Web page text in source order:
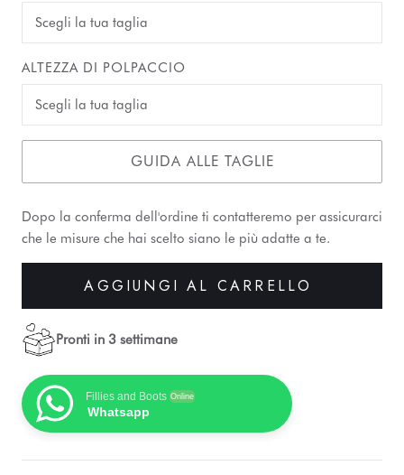
ALTEZZA DI POLPACCIO
GUIDA ALLE TAGLIE
Dopo la conferma dell'ordine ti contatteremo per assicurarci
che le misure che hai scelto siano le più adatte a te.
AGGIUNGI AL CARRELLO
Pronti in 3 settimane
Fillies and Boots Online
Whatsapp